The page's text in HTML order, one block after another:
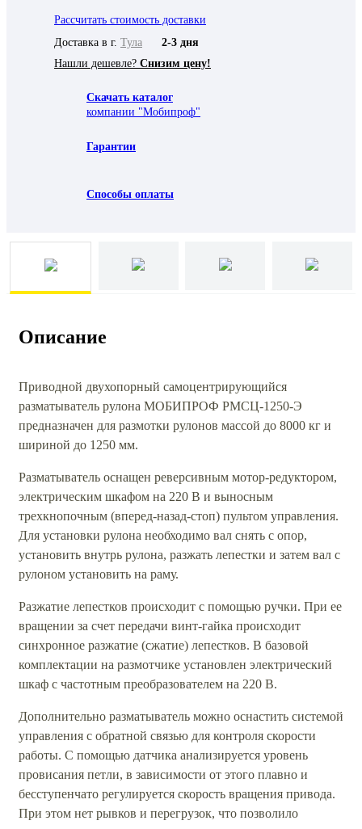
Рассчитать стоимость доставки
Доставка в г. Тула
2-3 дня
Нашли дешевле? Снизим цену!
Скачать каталог
компании "Мобипроф"
Гарантии
Способы оплаты
Описание
Приводной двухопорный самоцентрирующийся
разматыватель рулона МОБИПРОФ РМСЦ-1250-Э
предназначен для размотки рулонов массой до 8000 кг и
шириной до 1250 мм.
Разматыватель оснащен реверсивным мотор-редуктором,
электрическим шкафом на 220 В и выносным
трехкнопочным (вперед-назад-стоп) пультом управления.
Для установки рулона необходимо вал снять с опор,
установить внутрь рулона, разжать лепестки и затем вал с
рулоном установить на раму.
Разжатие лепестков происходит с помощью ручки. При ее
вращении за счет передачи винт-гайка происходит
синхронное разжатие (сжатие) лепестков. В базовой
комплектации на размотчике установлен электрический
шкаф с частотным преобразователем на 220 В.
Дополнительно разматыватель можно оснастить системой
управления с обратной связью для контроля скорости
работы. С помощью датчика анализируется уровень
провисания петли, в зависимости от этого плавно и
бесступенчато регулируется скорость вращения привода.
При этом нет рывков и перегрузок, что позволило